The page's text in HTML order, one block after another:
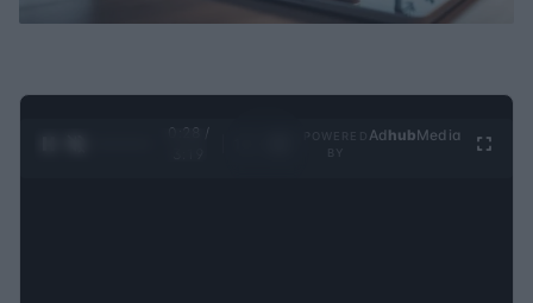
0:29 /
Ad hubMedia